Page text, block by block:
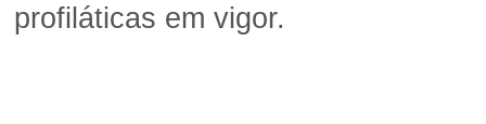
profiláticas em vigor.